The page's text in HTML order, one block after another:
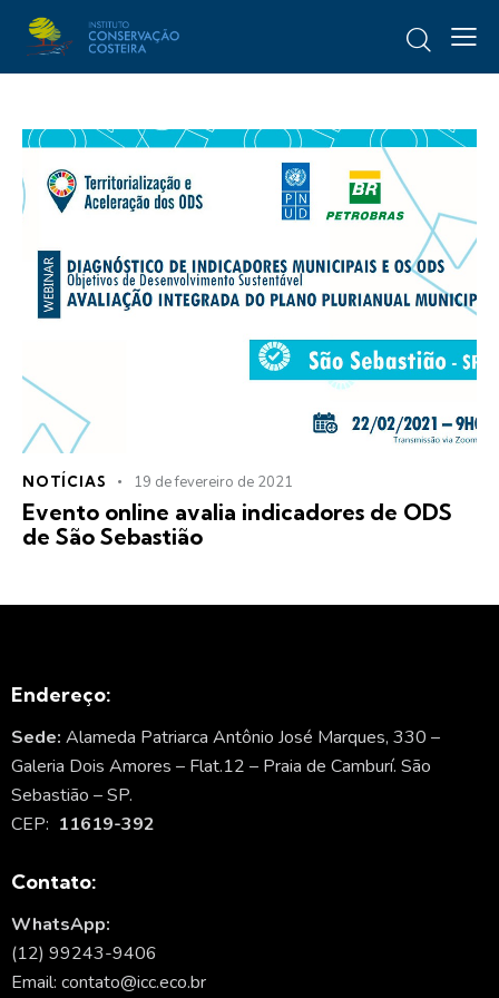
NOTÍCIAS 19 de fevereiro de 2021
Evento online avalia indicadores de ODS
de São Sebastião
Endereço:
Sede: Alameda Patriarca Antônio José Marques, 330 –
Galeria Dois Amores – Flat.12 – Praia de Camburí. São
Sebastião – SP.
CEP: 11619-392
Contato:
WhatsApp:
(12) 99243-9406
Email: contato@icc.eco.br